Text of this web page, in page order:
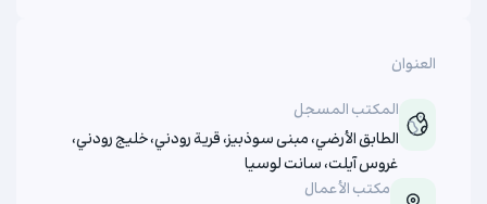
العنوان
المكتب المسجل
الطابق الأرضي، مبنى سوذبيز، قرية رودني، خليج رودني،
غروس آيلت، سانت لوسيا
مكتب الأعمال